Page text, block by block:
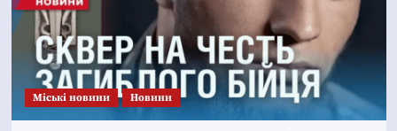
Mіські новини Новини